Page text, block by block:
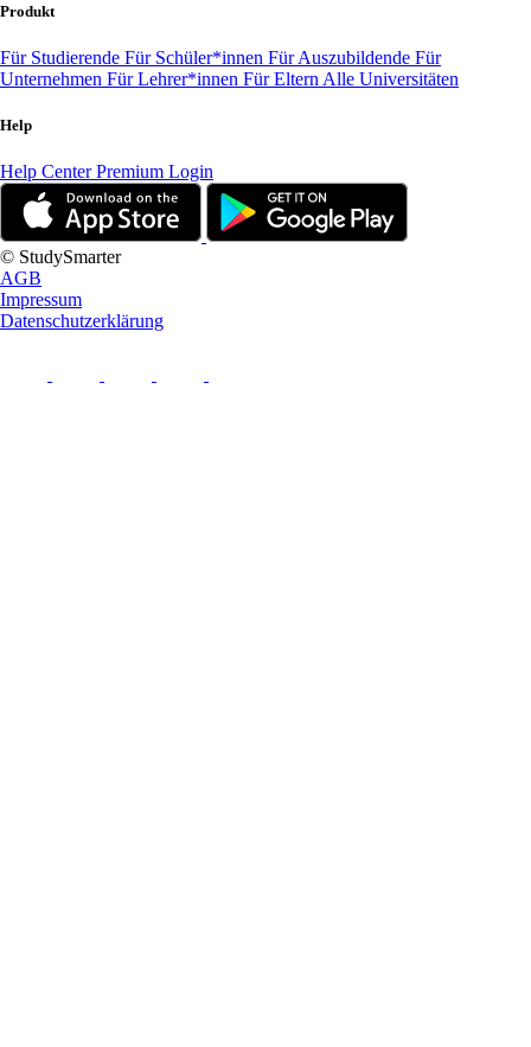
Produkt
Für Studierende Für Schüler*innen Für Auszubildende Für
Unternehmen Für Lehrer*innen Für Eltern Alle Universitäten
Help
Help CenterPremium Login
© StudySmarter
AGB
Impressum
Datenschutzerklärung